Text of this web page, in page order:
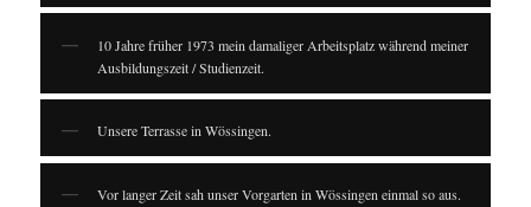
10 Jahre früher 1973 mein damaliger Arbeitsplatz während meiner
Ausbildungszeit / Studienzeit.
Unsere Terrasse in Wössingen.
Vor langer Zeit sah unser Vorgarten in Wössingen einmal so aus.